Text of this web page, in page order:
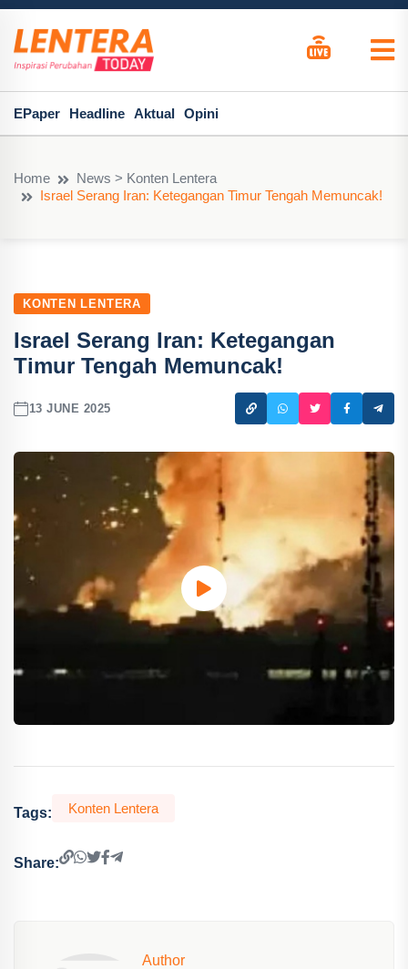
EPaper Headline Aktual Opini
Home
News > Konten Lentera
Israel Serang Iran: Ketegangan Timur Tengah Memuncak!
KONTEN LENTERA
Israel Serang Iran: Ketegangan
Timur Tengah Memuncak!
13 JUNE 2025
Tags: Konten Lentera
Share:
Author